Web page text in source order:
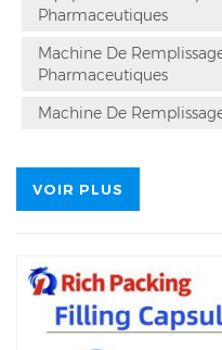
Pharmaceutiques
Machine De
Pharmaceutiques
Machine De
VOIR PLUS